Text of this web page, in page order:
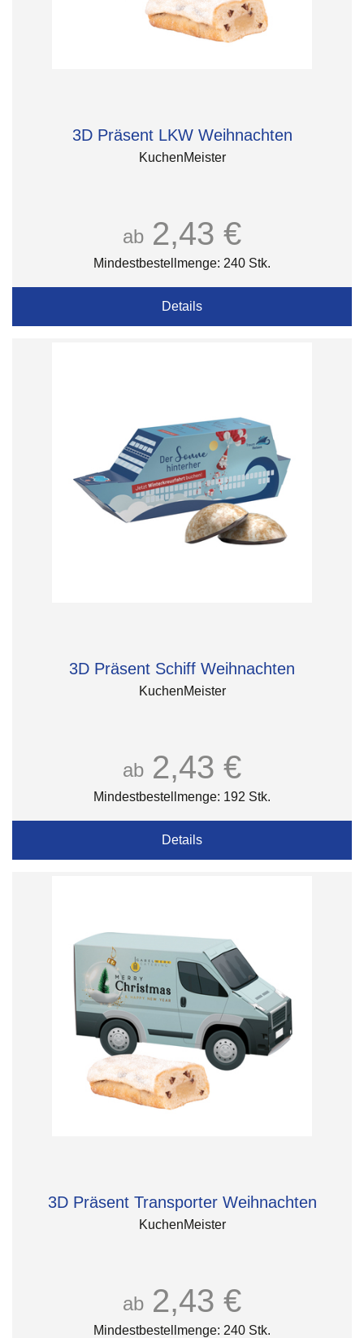
3D Präsent LKW Weihnachten
KuchenMeister
ab 2,43 €
Mindestbestellmenge: 240 Stk.
Details
3D Präsent Schiff Weihnachten
KuchenMeister
ab 2,43 €
Mindestbestellmenge: 192 Stk.
Details
3D Präsent Transporter Weihnachten
KuchenMeister
ab 2,43 €
Mindestbestellmenge: 240 Stk.